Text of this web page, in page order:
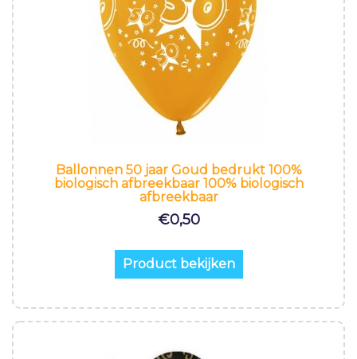
Ballonnen 50 jaar Goud bedrukt 100%
biologisch afbreekbaar 100% biologisch
afbreekbaar
€0,50
Product bekijken